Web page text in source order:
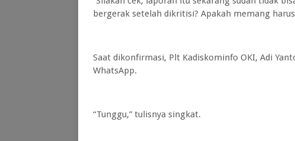
bergerak setelah dikritisi? Apakah memang
Saat dikonfirmasi, Plt Kadiskominfo OKI, Adi
WhatsApp.
“Tunggu,” tulisnya singkat.